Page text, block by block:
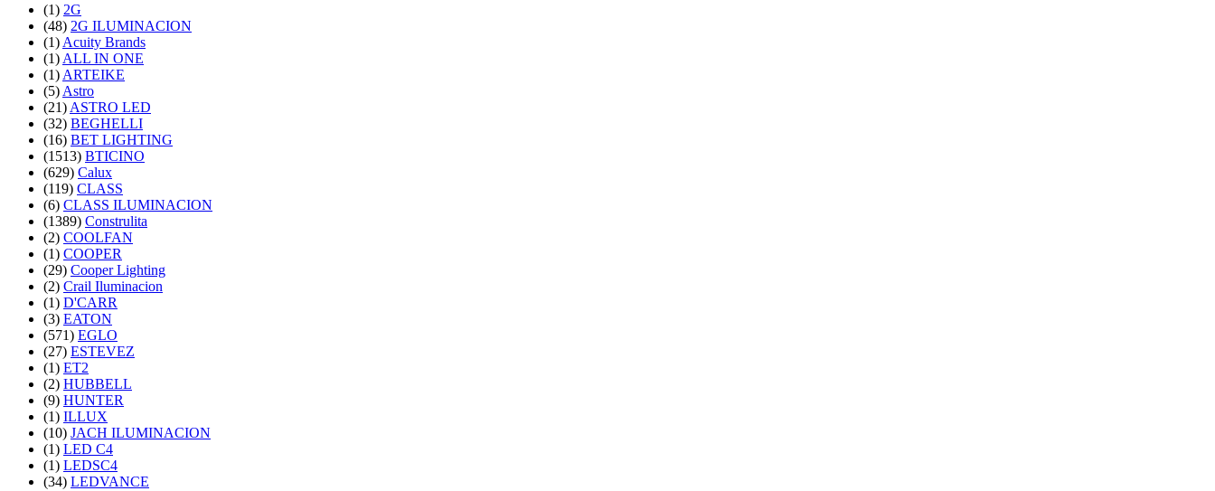
(1) 2G
(48) 2G ILUMINACION
(1) Acuity Brands
(1) ALL IN ONE
(1) ARTEIKE
(5) Astro
(21) ASTRO LED
(32) BEGHELLI
(16) BET LIGHTING
(1513) BTICINO
(629) Calux
(119) CLASS
(6) CLASS ILUMINACION
(1389) Construlita
(2) COOLFAN
(1) COOPER
(29) Cooper Lighting
(2) Crail Iluminacion
(1) D'CARR
(3) EATON
(571) EGLO
(27) ESTEVEZ
(1) ET2
(2) HUBBELL
(9) HUNTER
(1) ILLUX
(10) JACH ILUMINACION
(1) LED C4
(1) LEDSC4
(34) LEDVANCE